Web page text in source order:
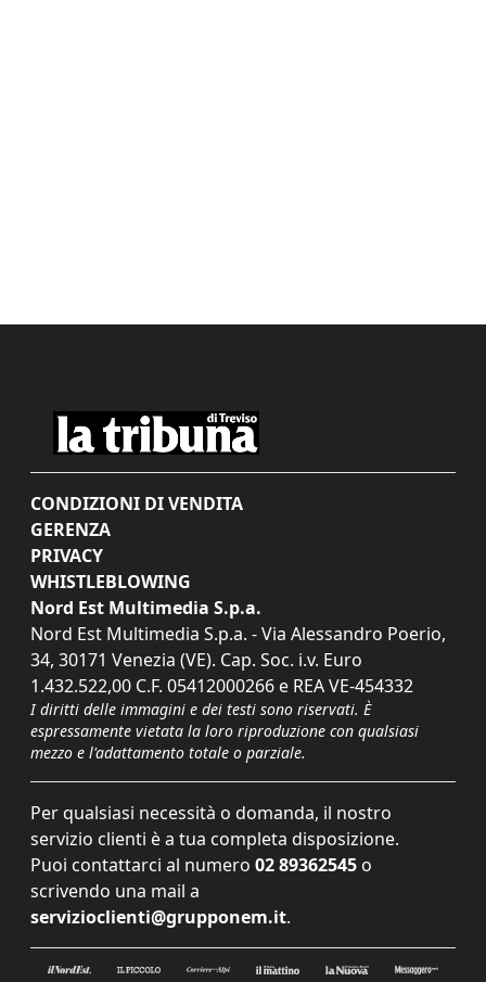
CONDIZIONI DI VENDITA
GERENZA
PRIVACY
WHISTLEBLOWING
Nord Est Multimedia S.p.a.
Nord Est Multimedia S.p.a. - Via Alessandro Poerio,
34, 30171 Venezia (VE). Cap. Soc. i.v. Euro
1.432.522,00 C.F. 05412000266 e REA VE-454332
I diritti delle immagini e dei testi sono riservati. È
espressamente vietata la loro riproduzione con qualsiasi
mezzo e l'adattamento totale o parziale.
Per qualsiasi necessità o domanda, il nostro
servizio clienti è a tua completa disposizione.
Puoi contattarci al numero 02 89362545 o
scrivendo una mail a
servizioclienti@grupponem.it.